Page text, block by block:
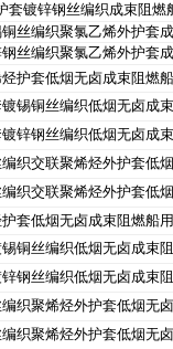
套镀锌钢丝编织成束阻燃
丝编织聚氯乙烯外护套
丝编织聚氯乙烯外护套
护套低烟无卤成束阻燃
锡铜丝编织低烟无卤成
锌钢丝编织低烟无卤成
织交联聚烯烃外护套低
织交联聚烯烃外护套低
套低烟无卤成束阻燃船
铜丝编织低烟无卤成束
钢丝编织低烟无卤成束
织聚烯烃外护套低烟无
织聚烯烃外护套低烟无